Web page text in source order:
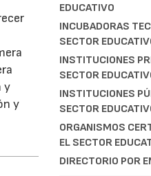
y
y
EDUCATIVO
INCUBADORAS
SECTOR
INSTITUCIONES
SECTOR
INSTITUCIONES
SECTOR
ORGANISMOS
EL SECTOR
DIRECTORIO POR